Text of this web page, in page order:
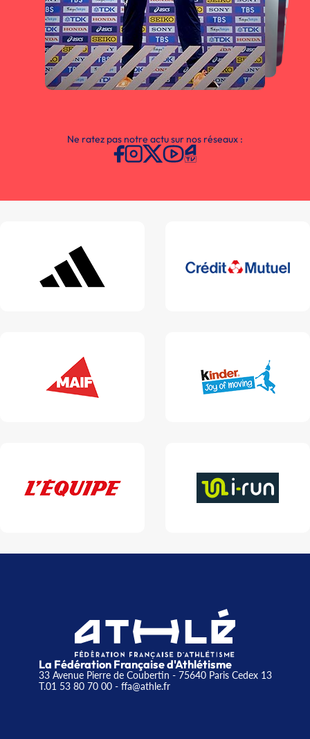
Ne ratez pas notre actu sur nos réseaux :
La Fédération Française d'Athlétisme
33 Avenue Pierre de Coubertin - 75640 Paris Cedex 13
T.01 53 80 70 00- ffa@athle.fr